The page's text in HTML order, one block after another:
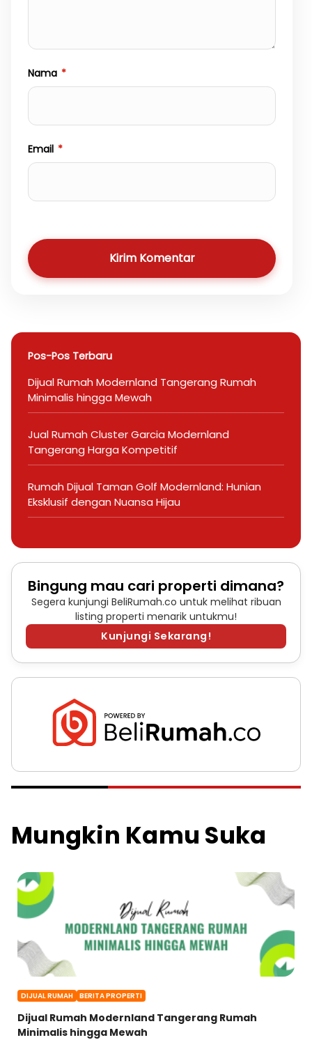
Nama *
Email *
Kirim Komentar
Pos-Pos Terbaru
Dijual Rumah Modernland Tangerang Rumah
Minimalis hingga Mewah
Jual Rumah Cluster Garcia Modernland
Tangerang Harga Kompetitif
Rumah Dijual Taman Golf Modernland: Hunian
Eksklusif dengan Nuansa Hijau
Bingung mau cari properti dimana?
Segera kunjungi BeliRumah.co untuk melihat ribuan
listing properti menarik untukmu!
Kunjungi Sekarang!
Mungkin Kamu Suka
DIJUAL RUMAH BERITA PROPERTI
Dijual Rumah Modernland Tangerang Rumah
Minimalis hingga Mewah